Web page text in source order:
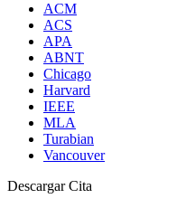
ACM
ACS
APA
ABNT
Chicago
Harvard
IEEE
MLA
Turabian
Vancouver
Descargar Cita